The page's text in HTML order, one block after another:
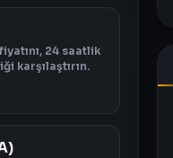
24 saatlik
karşılaştırın.